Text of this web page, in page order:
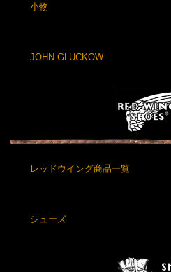
小物
JOHN GLUCKOW
レッドウイング商品一覧
シューズ